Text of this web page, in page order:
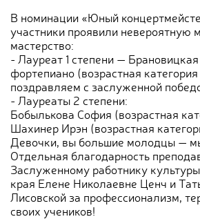
В номинации «Юный
участники проявили невероятную
мастерство:
- Лауреат 1 степени —
фортепиано (возрастная
поздравляем с заслуженной
- Лауреаты 2 степени:
Бобылькова София (возрастная
Шахинер Ирэн (возрастная
Девочки, вы большие молодцы —
Отдельная благодарность
Заслуженному работнику
края Елене Николаевне Ценч и
Лисовской за профессионализм,
своих учеников!